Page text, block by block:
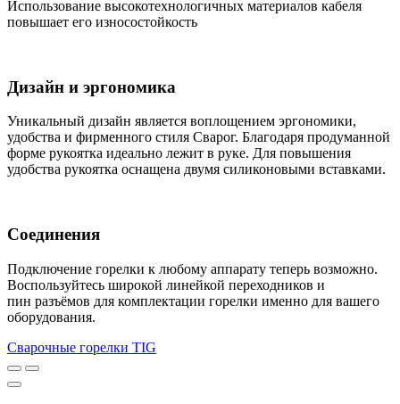
Использование высокотехнологичных материалов кабеля
повышает его износостойкость
Дизайн и эргономика
Уникальный дизайн является воплощением эргономики,
удобства и фирменного стиля Сварог. Благодаря продуманной
форме рукоятка идеально лежит в руке. Для повышения
удобства рукоятка оснащена двумя силиконовыми вставками.
Соединения
Подключение горелки к любому аппарату теперь возможно.
Воспользуйтесь широкой линейкой переходников и
пин разъёмов для комплектации горелки именно для вашего
оборудования.
Сварочные горелки TIG